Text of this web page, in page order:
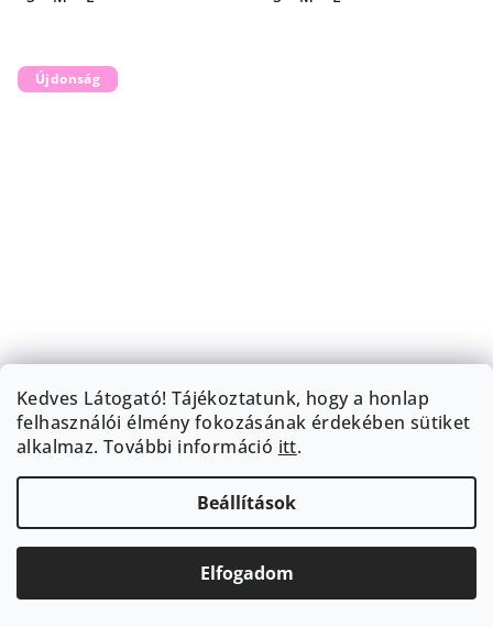
Kedves Látogató! Tájékoztatunk, hogy a honlap
felhasználói élmény fokozásának érdekében sütiket
alkalmaz. További információ itt.
Beállítások
Elfogadom
Újdonság
BLUE
12 173 Ft
Sportmelltartó BARBIE
11 063 Ft
Újdonság Kedvezmény